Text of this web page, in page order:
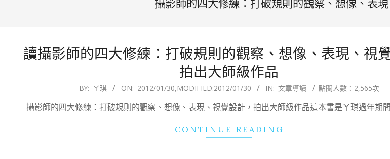
攝影師的四大修練：打破規則的觀察、想像、表
讀攝影師的四大修練：打破規則的觀察、想像、表現、視
拍出大師級作品
30
BY: ㄚ琪 ON: 2012/01/30,MODIFIED:2012/01/30 IN: 文章導讀 點閱人數：2,565次
攝影師的四大修練：打破規則的觀察、想像、表現、視覺設計，拍出大師級作品這本書是ㄚ琪過年期
CONTINUE READING